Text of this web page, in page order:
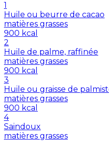
1
Huile ou beurre de cacao
matières grasses
900 kcal
2
Huile de palme, raffinée
matières grasses
900 kcal
3
Huile ou graisse de
matières grasses
900 kcal
4
Saindoux
matières grasses